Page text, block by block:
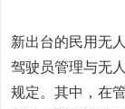
新出台的民用无
驾驶员管理与无
规定。其中，在